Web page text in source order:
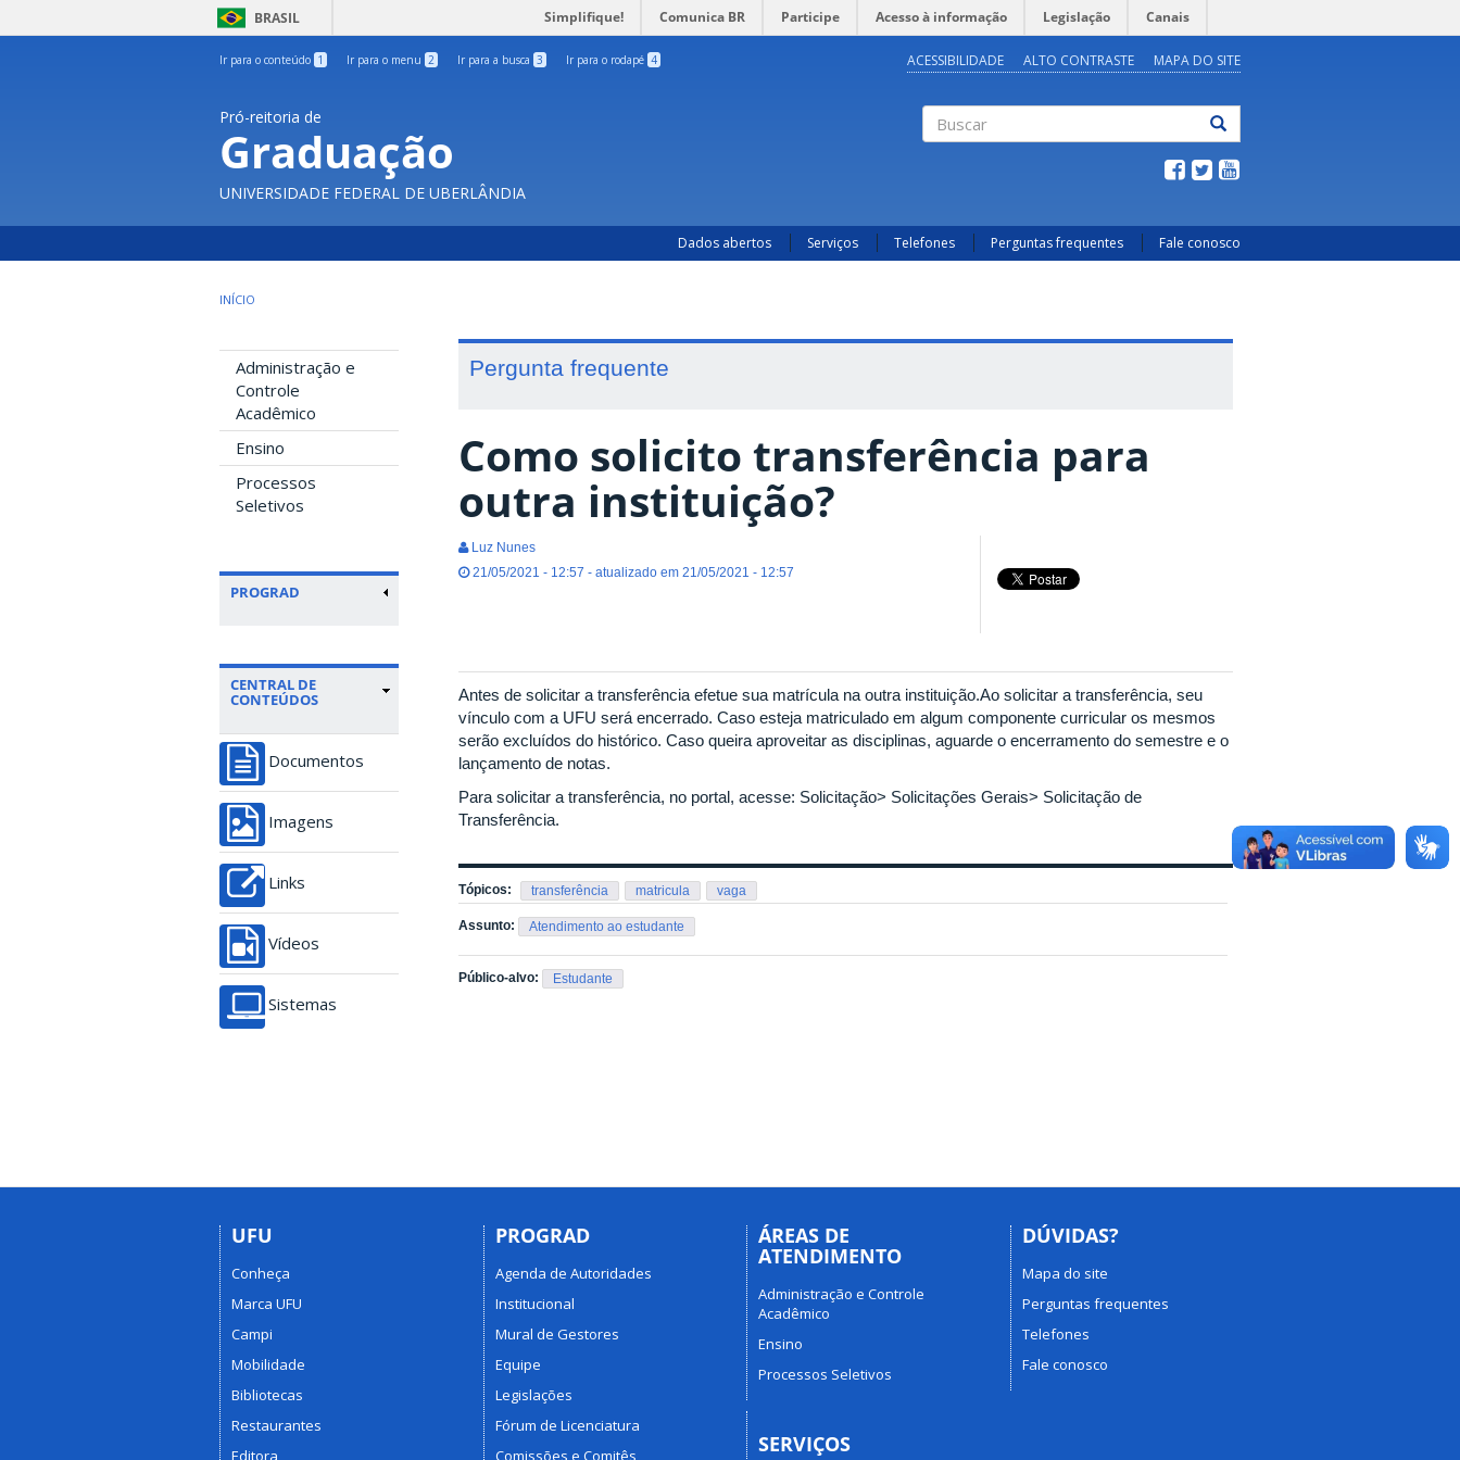
BRASIL Simplifique! Comunica BR Participe Acesso à informação Legislação Canais
Ir para o conteúdo 1 Ir para o menu 2 Ir para a busca 3 Ir para o rodapé 4 ACESSIBILIDADE ALTO CONTRASTE MAPA DO SITE
Pró-reitoria de
Graduação
UNIVERSIDADE FEDERAL DE UBERLÂNDIA
Dados abertos Serviços Telefones Perguntas frequentes Fale conosco
INÍCIO
Administração e
Controle
Acadêmico
Ensino
Processos
Seletivos
PROGRAD
CENTRAL DE
CONTEÚDOS
Documentos
Imagens
Links
Vídeos
Sistemas
Pergunta frequente
Como solicito transferência para
outra instituição?
Luz Nunes
21/05/2021 - 12:57 - atualizado em 21/05/2021 - 12:57
Antes de solicitar a transferência efetue sua matrícula na outra instituição.Ao solicitar a transferência, seu
vínculo com a UFU será encerrado. Caso esteja matriculado em algum componente curricular os mesmos
serão excluídos do histórico. Caso queira aproveitar as disciplinas, aguarde o encerramento do semestre e o
lançamento de notas.
Para solicitar a transferência, no portal, acesse: Solicitação> Solicitações Gerais> Solicitação de
Transferência.
Tópicos: transferência matricula vaga
Assunto: Atendimento ao estudante
Público-alvo: Estudante
UFU
Conheça
Marca UFU
Campi
Mobilidade
Bibliotecas
Restaurantes
Editora
PROGRAD
Agenda de Autoridades
Institucional
Mural de Gestores
Equipe
Legislações
Fórum de Licenciatura
Comissões e Comitês
ÁREAS DE
ATENDIMENTO
Administração e Controle
Acadêmico
Ensino
Processos Seletivos
SERVIÇOS
DÚVIDAS?
Mapa do site
Perguntas frequentes
Telefones
Fale conosco